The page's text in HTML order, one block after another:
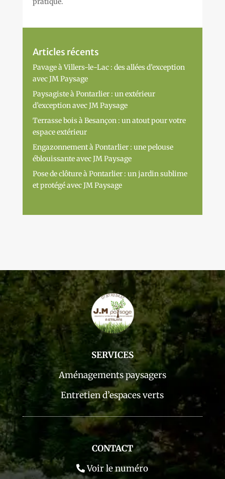
Articles récents
Pavage à Villers-le-Lac : des allées d’exception
avec JM Paysage
Paysagiste à Pontarlier : un extérieur
d’exception avec JM Paysage
Terrasse bois à Besançon : un atout pour votre
espace extérieur
Engazonnement à Pontarlier : une pelouse
éblouissante avec JM Paysage
Pose de clôture à Pontarlier : un jardin sublime
et protégé avec JM Paysage
SERVICES
Aménagements paysagers
Entretien d’espaces verts
CONTACT
Voir le numéro